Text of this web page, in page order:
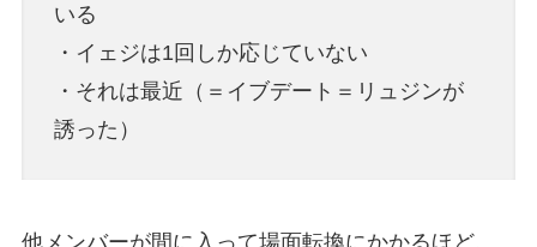
いる
・イェジは1回しか応じていない
・それは最近（＝イブデート＝リュジンが
誘った）